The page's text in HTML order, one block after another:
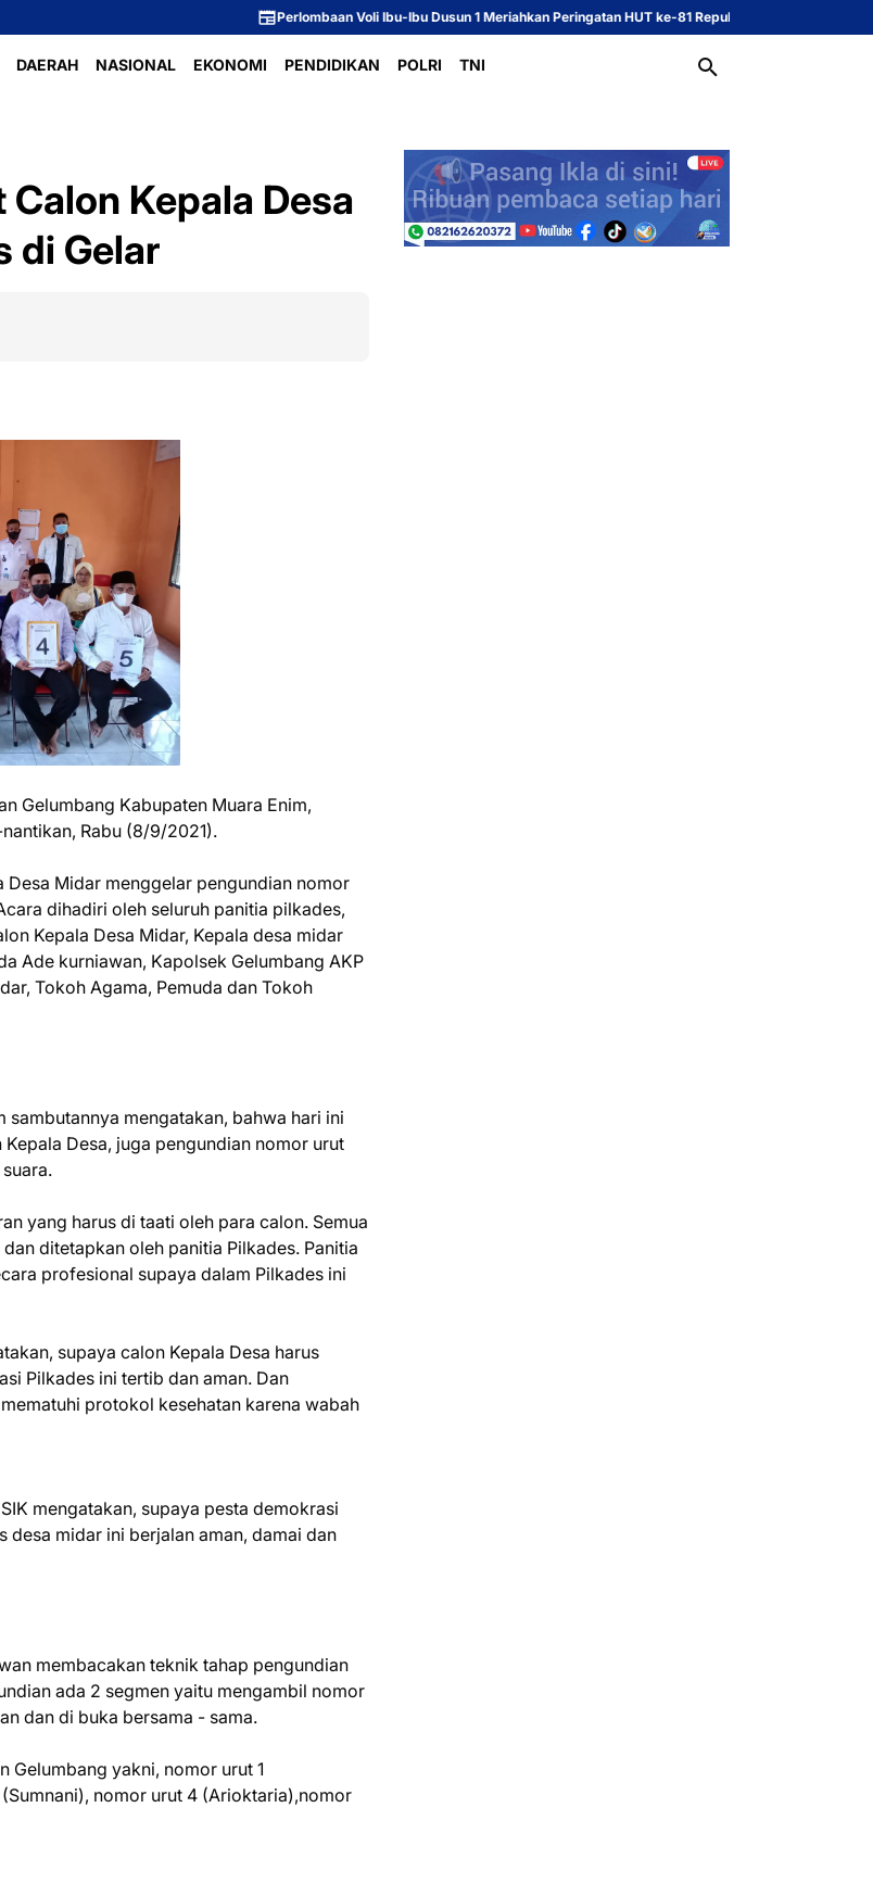
Perlombaan Voli Ibu-Ibu Dusun 1 Meriahkan Peringatan HUT ke-81 Republik Indonesia Sekcam dan Kasi PMD
DAERAH NASIONAL EKONOMI PENDIDIKAN POLRI TNI
Kepala Desa
di Gelar
Gelumbang Kabupaten Muara Enim,
Rabu (8/9/2021).
Midar menggelar pengundian nomor
dihadiri oleh seluruh panitia pilkades,
Kepala Desa Midar, Kepala desa midar
Ade kurniawan, Kapolsek Gelumbang AKP
Tokoh Agama, Pemuda dan Tokoh
sambutannya mengatakan, bahwa hari ini
Desa, juga pengundian nomor urut
yang harus di taati oleh para calon. Semua
ditetapkan oleh panitia Pilkades. Panitia
profesional supaya dalam Pilkades ini
supaya calon Kepala Desa harus
Pilkades ini tertib dan aman. Dan
protokol kesehatan karena wabah
mengatakan, supaya pesta demokrasi
desa midar ini berjalan aman, damai dan
membacakan teknik tahap pengundian
ada 2 segmen yaitu mengambil nomor
dan di buka bersama - sama.
Gelumbang yakni, nomor urut 1
nomor urut 4 (Arioktaria),nomor